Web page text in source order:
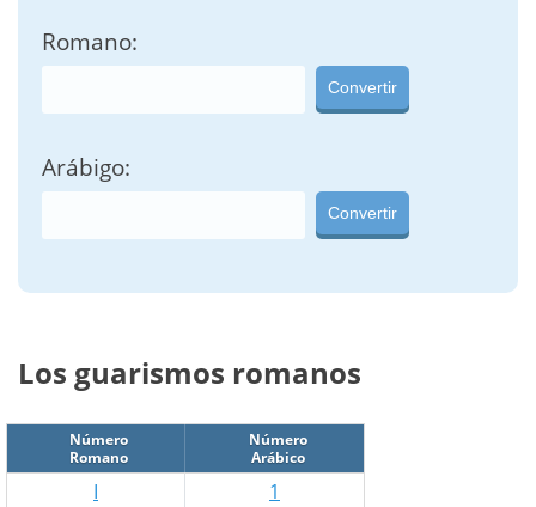
Romano:
Convertir
Arábigo:
Convertir
Los guarismos romanos
Número
Romano
Número
Arábico
I
1